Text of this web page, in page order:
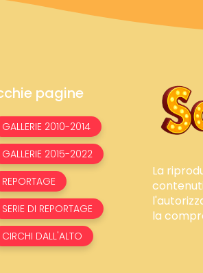
pagine
GALLERIE 2010-2014
GALLERIE 2015-2022
REPORTAGE
SERIE DI REPORTAGE
CIRCHI DALL'ALTO
La
la